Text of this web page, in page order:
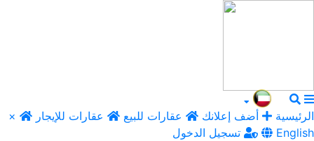
× الرئيسية أضف إعلانك عقارات للبيع
عقارات للإيجار
تسجيل الدخول
English